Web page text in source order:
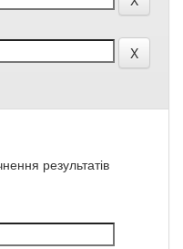
результатів